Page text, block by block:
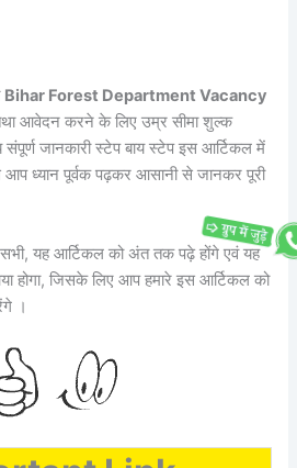
Bihar Forest Department Vacancy
आवेदन करने के लिए उम्र सीमा शुल्क
जानकारी स्टेप बाय स्टेप इस आर्टिकल में
ध्यान पूर्वक पढ़कर आसानी से जानकर पूरी
सभी, यह आर्टिकल को अंत तक पढ़े होंगे एवं यह
होगा, जिसके लिए आप हमारे इस आर्टिकल को
।